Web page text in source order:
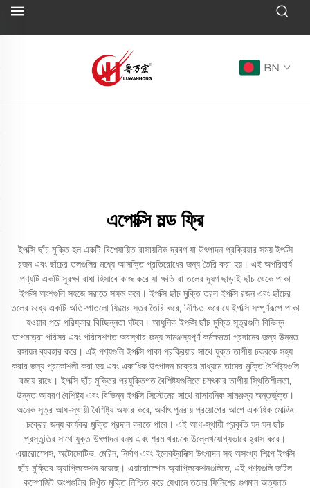
BN
এপোক্সি মল্ড ফ্রি
ইপক্সি ছাঁচ মুক্তি হল একটি বিশেষায়িত রাসায়নিক দ্রবণ যা উৎপাদন প্রক্রিয়ার সময় ইপক্সি
রজন এবং ছাঁচের তলগুলির মধ্যে আসক্তি প্রতিরোধের জন্য তৈরি করা হয়। এই অপরিহার্য
পণ্যটি একটি সুরক্ষা বাধা হিসাবে কাজ করে যা ক্ষতি বা তলের দূষণ ছাড়াই ছাঁচ থেকে পাকা
ইপক্সি অংশগুলি সহজে সরাতে সক্ষম করে। ইপক্সি ছাঁচ মুক্তি তরল ইপক্সি রজন এবং ছাঁচের
তলের মধ্যে একটি অতি-পাতলো ফিল্মের স্তর তৈরি করে, নিশ্চিত করে যে ইপক্সি সম্পূর্ণরূপে পাকা
হওয়ার পরে পরিষ্কার বিচ্ছিন্নতা ঘটবে। আধুনিক ইপক্সি ছাঁচ মুক্তি সূত্রগুলি বিভিন্ন
তাপমাত্রা পরিসর এবং পরিবেশগত অবস্থার জন্য সামঞ্জস্যপূর্ণ কর্মক্ষমতা প্রদানের জন্য উন্নত
রসায়ন ব্যবহার করে। এই পণ্যগুলি ইপক্সি পাকা প্রক্রিয়ার সাথে যুক্ত তাপীয় চক্রকে সহ্য
করার জন্য প্রকৌশলী করা হয় এবং একাধিক উৎপাদন চক্রের মাধ্যমে তাদের মুক্তি বৈশিষ্ট্যগুলি
বজায় রাখে। ইপক্সি ছাঁচ মুক্তির প্রযুক্তিগত বৈশিষ্ট্যগুলিতে চমৎকার তাপীয় স্থিতিশীলতা,
উন্নত আবরণ বৈশিষ্ট্য এবং বিভিন্ন ইপক্সি সিস্টেমের সাথে রাসায়নিক সামঞ্জস্য অন্তর্ভুক্ত।
অনেক সূত্র আধ-স্থায়ী বৈশিষ্ট্য অফার করে, অর্থাৎ পুনরায় প্রয়োগের আগে একাধিক মোল্ডিং
চক্রের জন্য কার্যকর মুক্তি প্রদান করতে পারে। এই আধ-স্থায়ী প্রকৃতি ঘন ঘন ছাঁচ
প্রস্তুতির সাথে যুক্ত উৎপাদন বন্ধ এবং শ্রম খরচকে উল্লেখযোগ্যভাবে হ্রাস করে।
এয়ারোস্পেস, অটোমোটিভ, মেরিন, নির্মাণ এবং ইলেকট্রনিক্স উৎপাদন সহ অসংখ্য শিল্পে ইপক্সি
ছাঁচ মুক্তির অ্যাপ্লিকেশন রয়েছে। এয়ারোস্পেস অ্যাপ্লিকেশনগুলিতে, এই পণ্যগুলি জটিল
কম্পোজিট অংশগুলির নিখুঁত মুক্তি নিশ্চিত করে যেখানে তলের ফিনিশের গুণমান অত্যন্ত